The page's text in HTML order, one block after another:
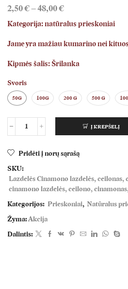
2,50€–48,00€
Kategorija: natūralus prieskoniai
Jame yra mažiau kumarino nei
Kipmės šalis: Šrilanka
Svoris
50G 100G 200 G 500 G
Į KREPŠELĮ
Pridėti į norų sąrašą
SKU:
Lazdelės Cinamono lazdelės,
cinamono lazdelės, ceilono,
Kategorijos: Prieskoniai, Natūralus
Žyma:Akcija
Dalintis: